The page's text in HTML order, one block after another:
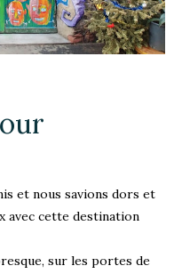
et nous savions dors et
avec cette destination
sur les portes de